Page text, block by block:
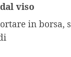
viso
in borsa,